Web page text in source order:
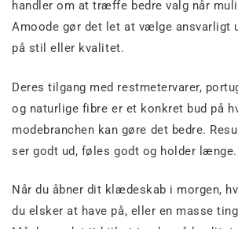
handler om at træffe bedre valg når
Amoode gør det let at vælge ansvarligt
på stil eller kvalitet.
Deres tilgang med restmetervarer,
og naturlige fibre er et konkret bud på
modebranchen kan gøre det bedre.
ser godt ud, føles godt og holder længe.
Når du åbner dit klædeskab i morgen,
du elsker at have på, eller en masse